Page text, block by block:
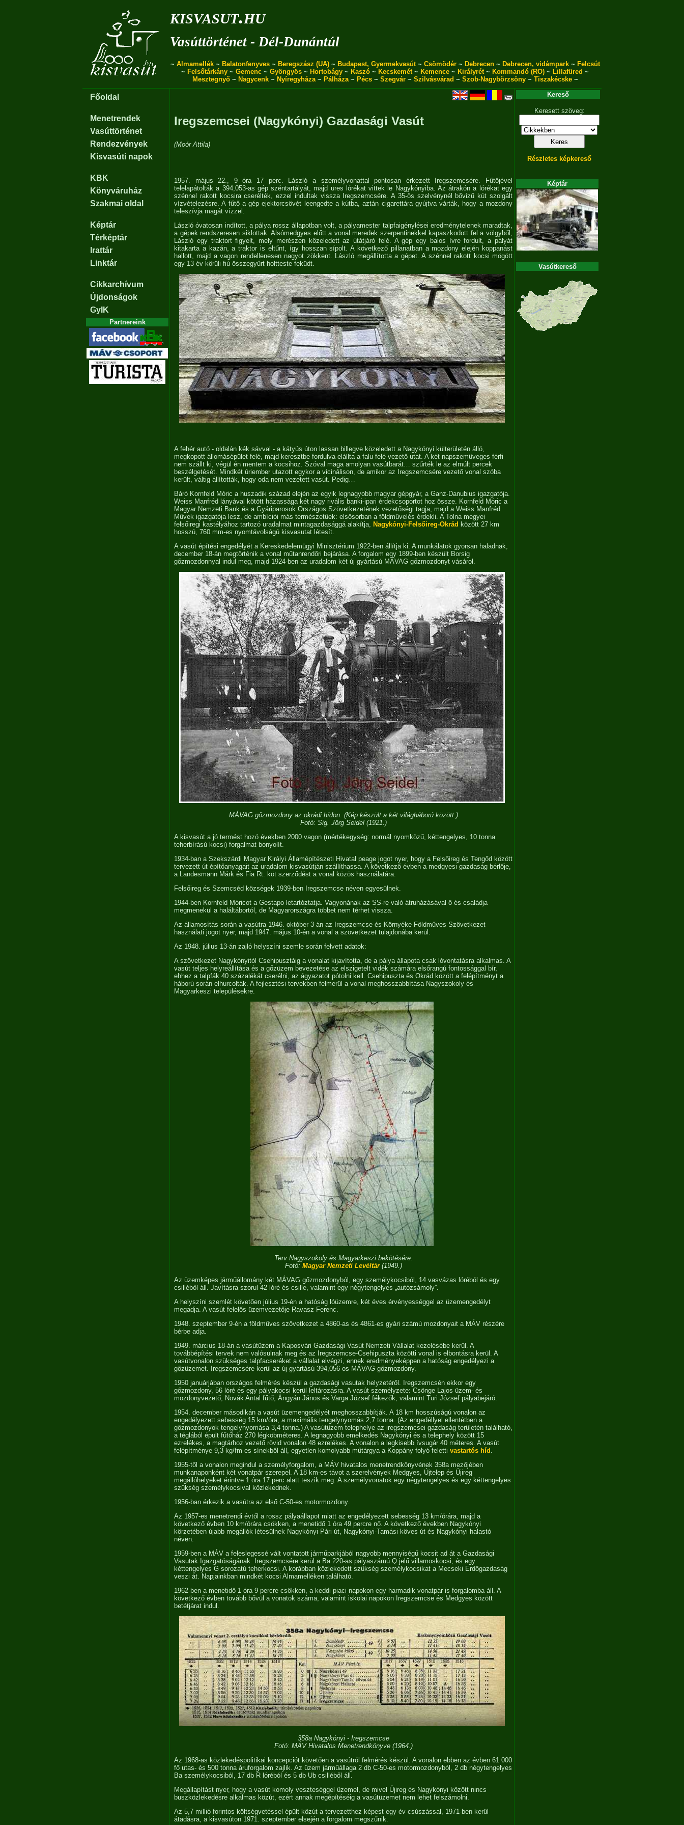
kisvasut.hu
Vasúttörténet - Dél-Dunántúl
~ Almamellék~ Balatonfenyves~ Beregszász (UA)~ Budapest, Gyermekvasút~ Csömödér~ Debrecen~ Debrecen, vidámpark~ Felcsút
~ Felsőtárkány ~ Gemenc ~ Gyöngyös ~ Hortobágy ~ Kaszó ~ Kecskemét~ Kemence ~ Királyrét~ Kommandó (RO) ~ Lillafüred ~
Mesztegnyő~ Nagycenk~ Nyíregyháza~ Pálháza~ Pécs~ Szegvár~ Szilvásvárad ~ Szob-Nagybörzsöny~ Tiszakécske~
Főoldal
Menetrendek
Vasúttörténet
Rendezvények
Kisvasúti napok
KBK
Könyváruház
Szakmai oldal
Képtár
Térképtár
Irattár
Linktár
Cikkarchívum
Újdonságok
GyIK
Partnereink
Iregszemcsei (Nagykónyi) Gazdasági Vasút
(Moór Attila)
1957. május 22., 9 óra 17 perc. László a személyvonattal pontosan érkezett Iregszemcsére. Fűtőjével
telelapátolták a 394,053-as gép széntartályát, majd üres lórékat vittek le Nagykónyiba. Az átrakón a lórékat egy
szénnel rakott kocsira cserélték, ezzel indultak vissza Iregszemcsére. A 35-ös szelvénynél bővizű kút szolgált
vízvételezésre. A fűtő a gép ejektorcsövét leengedte a kútba, aztán cigarettára gyújtva várták, hogy a mozdony
teleszívja magát vízzel.
László óvatosan indított, a pálya rossz állapotban volt, a pályamester talpfaigénylései eredménytelenek maradtak,
a gépek rendszeresen siklottak. Alsómedgyes előtt a vonal meredek szerpentinekkel kapaszkodott fel a völgyből,
László egy traktort figyelt, mely merészen közeledett az útátjáró felé. A gép egy balos ívre fordult, a pályát
kitakarta a kazán, a traktor is eltűnt, így hosszan sípolt. A következő pillanatban a mozdony elején koppanást
hallott, majd a vagon rendellenesen nagyot zökkent. László megállította a gépet. A szénnel rakott kocsi mögött
egy 13 év körüli fiú összegyűrt holtteste feküdt.
A fehér autó - oldalán kék sávval - a kátyús úton lassan billegve közeledett a Nagykónyi külterületén álló,
megkopott állomásépület felé, majd keresztbe fordulva elállta a falu felé vezető utat. A két napszemüveges férfi
nem szállt ki, végül én mentem a kocsihoz. Szóval maga amolyan vasútbarát… szűrték le az elmúlt percek
beszélgetését. Mindkét úriember utazott egykor a vicinálison, de amikor az Iregszemcsére vezető vonal szóba
került, váltig állították, hogy oda nem vezetett vasút. Pedig…
Báró Kornfeld Móric a huszadik század elején az egyik legnagyobb magyar gépgyár, a Ganz-Danubius igazgatója.
Weiss Manfréd lányával kötött házassága két nagy rivális banki-ipari érdekcsoportot hoz össze. Kornfeld Móric a
Magyar Nemzeti Bank és a Gyáriparosok Országos Szövetkezetének vezetőségi tagja, majd a Weiss Manfréd
Művek igazgatója lesz, de ambíciói más természetűek: elsősorban a földművelés érdekli. A Tolna megyei
felsőiregi kastélyához tartozó uradalmat mintagazdasággá alakítja, Nagykónyi-Felsőireg-Okrád között 27 km
hosszú, 760 mm-es nyomtávolságú kisvasutat létesít.
A vasút építési engedélyét a Kereskedelemügyi Minisztérium 1922-ben állítja ki. A munkálatok gyorsan haladnak,
december 18-án megtörténik a vonal műtanrendőri bejárása. A forgalom egy 1899-ben készült Borsig
gőzmozdonnyal indul meg, majd 1924-ben az uradalom két új gyártású MÁVAG gőzmozdonyt vásárol.
MÁVAG gőzmozdony az okrádi hídon. (Kép készült a két világháború között.)
Fotó: Sig. Jörg Seidel (1921.)
A kisvasút a jó termést hozó években 2000 vagon (mértékegység: normál nyomközű, kéttengelyes, 10 tonna
teherbírású kocsi) forgalmat bonyolít.
1934-ban a Szekszárdi Magyar Királyi Államépítészeti Hivatal peage jogot nyer, hogy a Felsőireg és Tengőd között
tervezett út építőanyagait az uradalom kisvasútján szállíthassa. A következő évben a medgyesi gazdaság bérlője,
a Landesmann Márk és Fia Rt. köt szerződést a vonal közös használatára.
Felsőireg és Szemcséd községek 1939-ben Iregszemcse néven egyesülnek.
1944-ben Kornfeld Móricot a Gestapo letartóztatja. Vagyonának az SS-re való átruházásával ő és családja
megmenekül a haláltábortól, de Magyarországra többet nem térhet vissza.
Az államosítás során a vasútra 1946. október 3-án az Iregszemcse és Környéke Földműves Szövetkezet
használati jogot nyer, majd 1947. május 10-én a vonal a szövetkezet tulajdonába kerül.
Az 1948. július 13-án zajló helyszíni szemle során felvett adatok:
A szövetkezet Nagykónyitól Csehipusztáig a vonalat kijavította, de a pálya állapota csak lóvontatásra alkalmas. A
vasút teljes helyreállítása és a gőzüzem bevezetése az elszigetelt vidék számára elsőrangú fontossággal bír,
ehhez a talpfák 40 százalékát cserélni, az ágyazatot pótolni kell. Csehipuszta és Okrád között a felépítményt a
háború során elhurcolták. A fejlesztési tervekben felmerül a vonal meghosszabbítása Nagyszokoly és
Magyarkeszi településekre.
Terv Nagyszokoly és Magyarkeszi bekötésére.
Fotó: Magyar Nemzeti Levéltár(1949.)
Az üzemképes járműállomány két MÁVAG gőzmozdonyból, egy személykocsiból, 14 vasvázas lóréból és egy
csilléből áll. Javításra szorul 42 lóré és csille, valamint egy négytengelyes „autózsámoly”.
A helyszíni szemlét követően július 19-én a hatóság lóüzemre, két éves érvényességgel az üzemengedélyt
megadja. A vasút felelős üzemvezetője Ravasz Ferenc.
1948. szeptember 9-én a földműves szövetkezet a 4860-as és 4861-es gyári számú mozdonyait a MÁV részére
bérbe adja.
1949. március 18-án a vasútüzem a Kaposvári Gazdasági Vasút Nemzeti Vállalat kezelésébe kerül. A
továbbépítési tervek nem valósulnak meg és az Iregszemcse-Csehipuszta közötti vonal is elbontásra kerül. A
vasútvonalon szükséges talpfacseréket a vállalat elvégzi, ennek eredményeképpen a hatóság engedélyezi a
gőzüzemet. Iregszemcsére kerül az új gyártású 394,056-os MÁVAG gőzmozdony.
1950 januárjában országos felmérés készül a gazdasági vasutak helyzetéről. Iregszemcsén ekkor egy
gőzmozdony, 56 lóré és egy pályakocsi kerül leltározásra. A vasút személyzete: Csönge Lajos üzem- és
mozdonyvezető, Novák Antal fűtő, Ángyán János és Varga József fékezők, valamint Turi József pályabejáró.
1954. december másodikán a vasút üzemengedélyét meghosszabbítják. A 18 km hosszúságú vonalon az
engedélyezett sebesség 15 km/óra, a maximális tengelynyomás 2,7 tonna. (Az engedéllyel ellentétben a
gőzmozdonyok tengelynyomása 3,4 tonna.) A vasútüzem telephelye az iregszemcsei gazdaság területén található,
a téglából épült fűtőház 270 légköbméteres. A legnagyobb emelkedés Nagykónyi és a telephely között 15
ezrelékes, a magtárhoz vezető rövid vonalon 48 ezrelékes. A vonalon a legkisebb ívsugár 40 méteres. A vasút
felépítménye 9,3 kg/fm-es sínekből áll, egyetlen komolyabb műtárgya a Koppány folyó feletti vastartós híd .
1955-től a vonalon megindul a személyforgalom, a MÁV hivatalos menetrendkönyvének 358a mezőjében
munkanaponként két vonatpár szerepel. A 18 km-es távot a szerelvények Medgyes, Újtelep és Újireg
megállóhelyeket érintve 1 óra 17 perc alatt teszik meg. A személyvonatok egy négytengelyes és egy kéttengelyes
szükség személykocsival közlekednek.
1956-ban érkezik a vasútra az első C-50-es motormozdony.
Az 1957-es menetrendi évtől a rossz pályaállapot miatt az engedélyezett sebesség 13 km/órára, majd a
következő évben 10 km/órára csökken, a menetidő 1 óra 49 percre nő. A következő években Nagykónyi
körzetében újabb megállók létesülnek Nagykónyi Pári út, Nagykónyi-Tamási köves út és Nagykónyi halastó
néven.
1959-ben a MÁV a feleslegessé vált vontatott járműparkjából nagyobb mennyiségű kocsit ad át a Gazdasági
Vasutak Igazgatóságának. Iregszemcsére kerül a Ba 220-as pályaszámú Q jelű villamoskocsi, és egy
kéttengelyes G sorozatú teherkocsi. A korábban közlekedett szükség személykocsikat a Mecseki Erdőgazdaság
veszi át. Napjainkban mindkét kocsi Almamelléken található.
1962-ben a menetidő 1 óra 9 percre csökken, a keddi piaci napokon egy harmadik vonatpár is forgalomba áll. A
következő évben tovább bővül a vonatok száma, valamint iskolai napokon Iregszemcse és Medgyes között
betétjárat indul.
358a Nagykónyi - Iregszemcse
Fotó: MÁV Hivatalos Menetrendkönyve (1964.)
Az 1968-as közlekedéspolitikai koncepciót követően a vasútról felmérés készül. A vonalon ebben az évben 61 000
fő utas- és 500 tonna áruforgalom zajlik. Az üzem járműállaga 2 db C-50-es motormozdonyból, 2 db négytengelyes
Ba személykocsiból, 17 db R lóréból és 5 db Ub csilléből áll.
Megállapítást nyer, hogy a vasút komoly veszteséggel üzemel, de mivel Újireg és Nagykónyi között nincs
buszközlekedésre alkalmas közút, ezért annak megépítéséig a vasútüzemet nem lehet felszámolni.
Az 5,7 millió forintos költségvetéssel épült közút a tervezetthez képest egy év csúszással, 1971-ben kerül
átadásra, a kisvasúton 1971. szeptember elsején a forgalom megszűnik.
Kereső
Keresett szöveg:
Részletes képkereső
Képtár
Vasútkereső